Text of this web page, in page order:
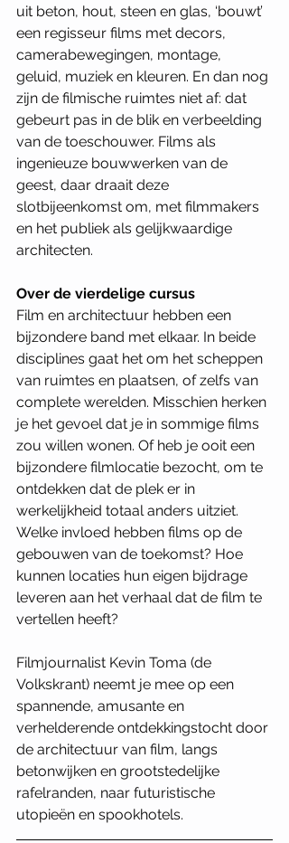
uit beton, hout, steen en glas, ‘bouwt’
een regisseur films met decors,
camerabewegingen, montage,
geluid, muziek en kleuren. En dan nog
zijn de filmische ruimtes niet af: dat
gebeurt pas in de blik en verbeelding
van de toeschouwer. Films als
ingenieuze bouwwerken van de
geest, daar draait deze
slotbijeenkomst om, met filmmakers
en het publiek als gelijkwaardige
architecten.
Over de vierdelige cursus
Film en architectuur hebben een
bijzondere band met elkaar. In beide
disciplines gaat het om het scheppen
van ruimtes en plaatsen, of zelfs van
complete werelden. Misschien herken
je het gevoel dat je in sommige films
zou willen wonen. Of heb je ooit een
bijzondere filmlocatie bezocht, om te
ontdekken dat de plek er in
werkelijkheid totaal anders uitziet.
Welke invloed hebben films op de
gebouwen van de toekomst? Hoe
kunnen locaties hun eigen bijdrage
leveren aan het verhaal dat de film te
vertellen heeft?
Filmjournalist Kevin Toma (de
Volkskrant) neemt je mee op een
spannende, amusante en
verhelderende ontdekkingstocht door
de architectuur van film, langs
betonwijken en grootstedelijke
rafelranden, naar futuristische
utopieën en spookhotels.